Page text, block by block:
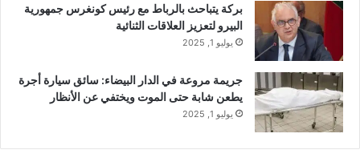
بركة يتباحث بالرباط مع رئيس كونغرس جمهورية
البيرو لتعزيز العلاقات الثنائية
يوليو 1, 2025
جريمة مروعة في الدار البيضاء: سائق سيارة أجرة
يطعن شابة حتى الموت ويختفي عن الأنظار
يوليو 1, 2025